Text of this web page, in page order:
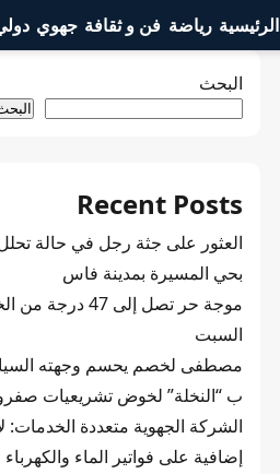
الرئيسية رياضة فن و ثقافة جهوي
البحث
Recent Posts
العثور على جثة رجل في حالة
بحي المسيرة بمدينة فاس
موجة حر تصل إلى 47
السبت
مصطفى لخصم يحسم وجهته
ب “النخلة” لخوض تشريعيات
الشركة الجهوية متعددة الخدمات:
إضافية على فواتير الماء